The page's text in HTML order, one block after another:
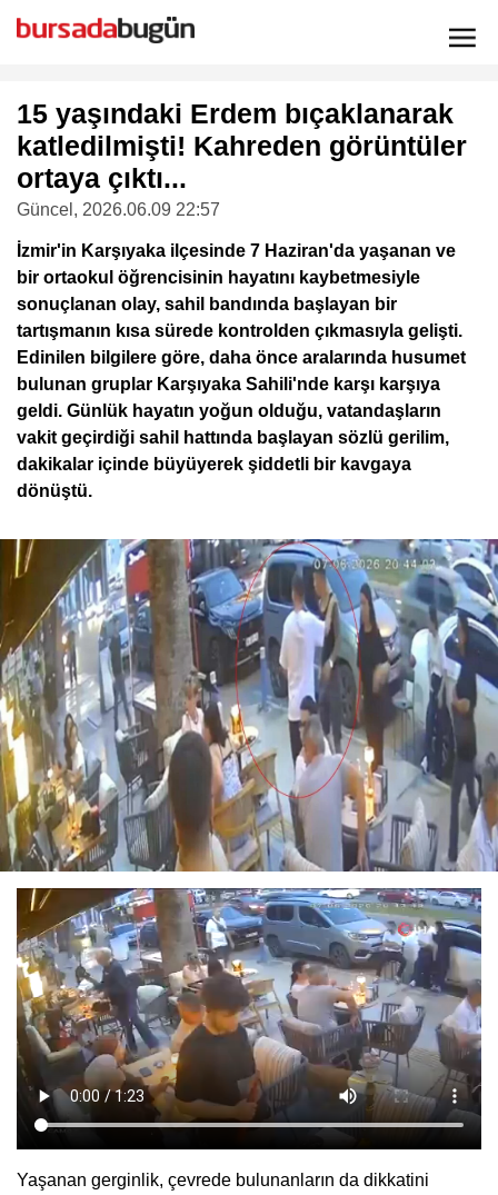
15 yaşındaki Erdem bıçaklanarak
katledilmişti! Kahreden görüntüler
ortaya çıktı...
Güncel , 2026.06.09 22:57
İzmir'in Karşıyaka ilçesinde 7 Haziran'da yaşanan ve
bir ortaokul öğrencisinin hayatını kaybetmesiyle
sonuçlanan olay, sahil bandında başlayan bir
tartışmanın kısa sürede kontrolden çıkmasıyla gelişti.
Edinilen bilgilere göre, daha önce aralarında husumet
bulunan gruplar Karşıyaka Sahili'nde karşı karşıya
geldi. Günlük hayatın yoğun olduğu, vatandaşların
vakit geçirdiği sahil hattında başlayan sözlü gerilim,
dakikalar içinde büyüyerek şiddetli bir kavgaya
dönüştü.
Yaşanan gerginlik, çevrede bulunanların da dikkatini